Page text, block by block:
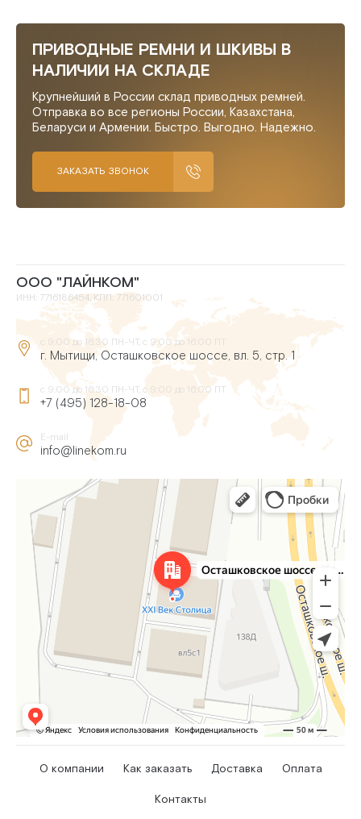
ПРИВОДНЫЕ РЕМНИ И ШКИВЫ В
НАЛИЧИИ НА СКЛАДЕ
Крупнейший в России склад приводных ремней.
Отправка во все регионы России, Казахстана,
Беларуси и Армении. Быстро. Выгодно. Надежно.
ЗАКАЗАТЬ ЗВОНОК
ООО "ЛАЙНКОМ"
ИНН: 7716186454, КПП: 771601001
с 9:00 до 16:30 ПН-ЧТ, с 9:00 до 16:00 ПТ
г. Мытищи, Осташковское шоссе, вл. 5, стр. 1
с 9:00 до 16:30 ПН-ЧТ, с 9:00 до 16:00 ПТ
+7 (495) 128-18-08
E-mail
info@linekom.ru
О компании Как заказать Доставка Оплата
Контакты